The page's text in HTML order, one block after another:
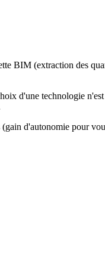
BIM (extraction des
d'une technologie
d'autonomie pour